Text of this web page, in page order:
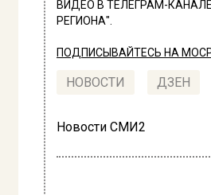
ВИДЕО В ТЕЛЕГРАМ-
РЕГИОНА".
ПОДПИСЫВАЙТЕСЬ НА
НОВОСТИ ДЗЕН
Новости СМИ2